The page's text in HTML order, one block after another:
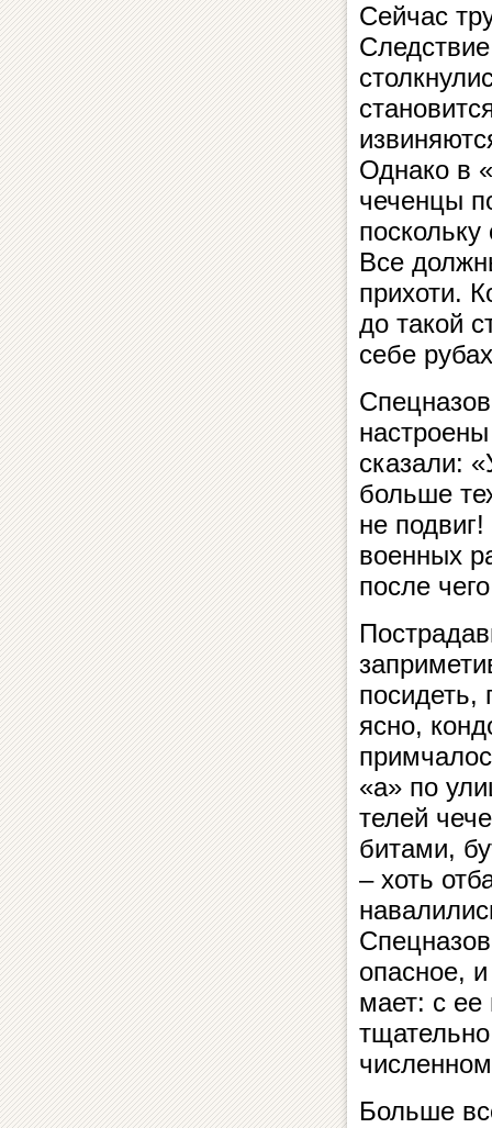
Сейчас
Однако в
чеченцы
Все
прихоти.
до такой
себе
сказали:
больше
не
военных
после
посидеть,
ясно,
«а» по
те­лей
битами,
– хоть
опасное,
ма­ет: с
Больше